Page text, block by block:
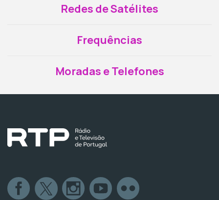
Redes de Satélites
Frequências
Moradas e Telefones